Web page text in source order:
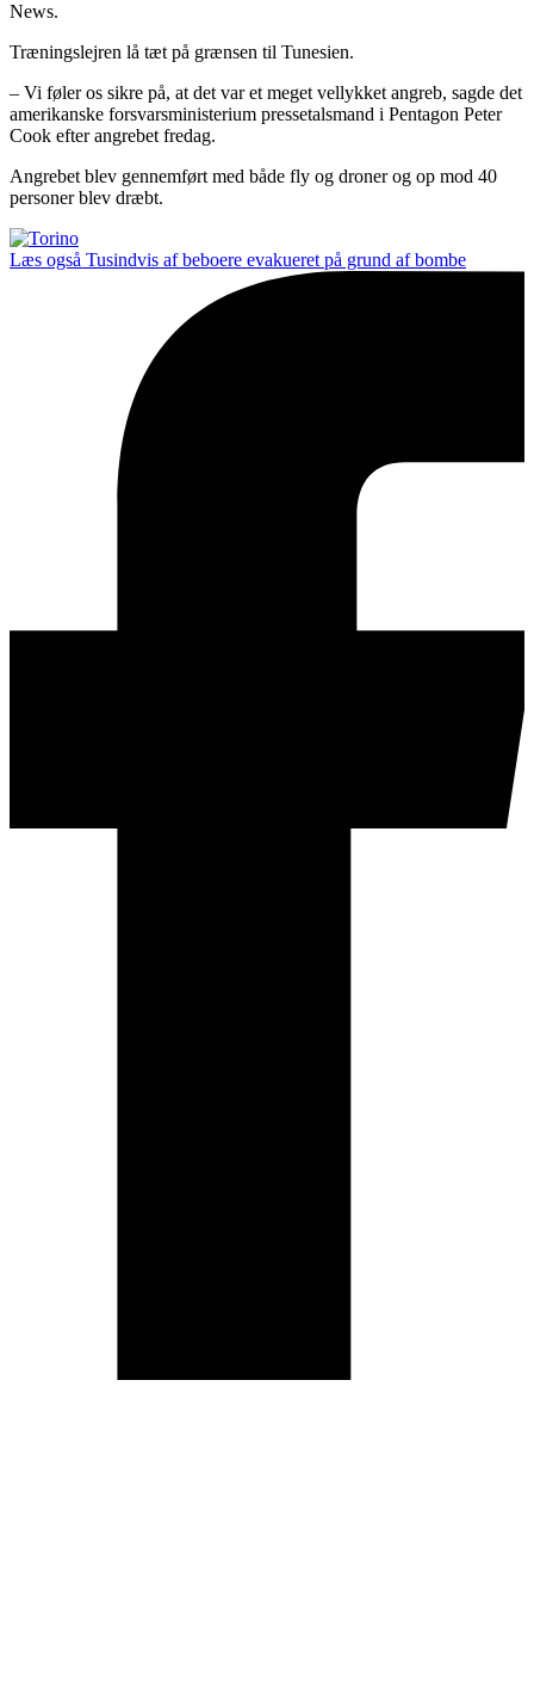
News.
Træningslejren lå tæt på grænsen til Tunesien.
– Vi føler os sikre på, at det var et meget vellykket angreb, sagde det
amerikanske forsvarsministerium pressetalsmand i Pentagon Peter
Cook efter angrebet fredag.
Angrebet blev gennemført med både fly og droner og op mod 40
personer blev dræbt.
Læs også Tusindvis af beboere evakueret på grund af bombe